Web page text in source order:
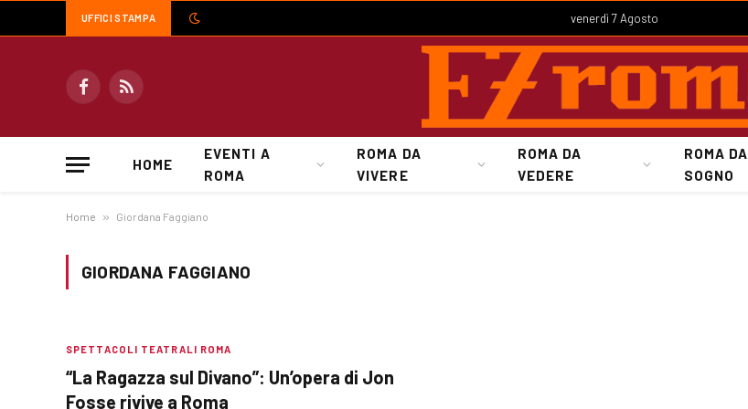
UFFICI STAMPA venerdì 7 Agosto
FacebookRSS
HOME
EVENTI A
ROMA
ROMA DA
VIVERE
ROMA DA
VEDERE
ROMA DA
SOGNO
Home » Giordana Faggiano
GIORDANA FAGGIANO
SPETTACOLI TEATRALI ROMA
“La Ragazza sul Divano”: Un’opera di Jon
Fosse rivive a Roma